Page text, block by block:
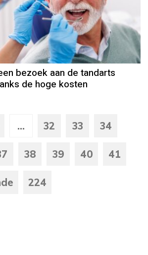
bezoek aan de tandarts
de hoge kosten
... 32 33 34
38 39 40 41
224